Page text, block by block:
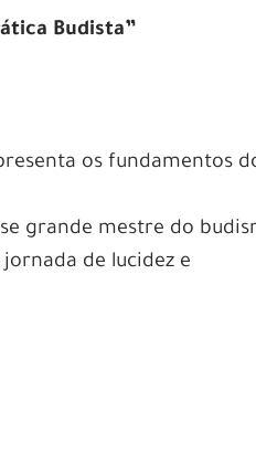
Budista”
os fundamentos
grande mestre do
de lucidez e